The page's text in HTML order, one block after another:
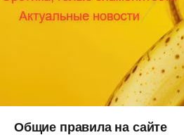
Общие правила на сайте